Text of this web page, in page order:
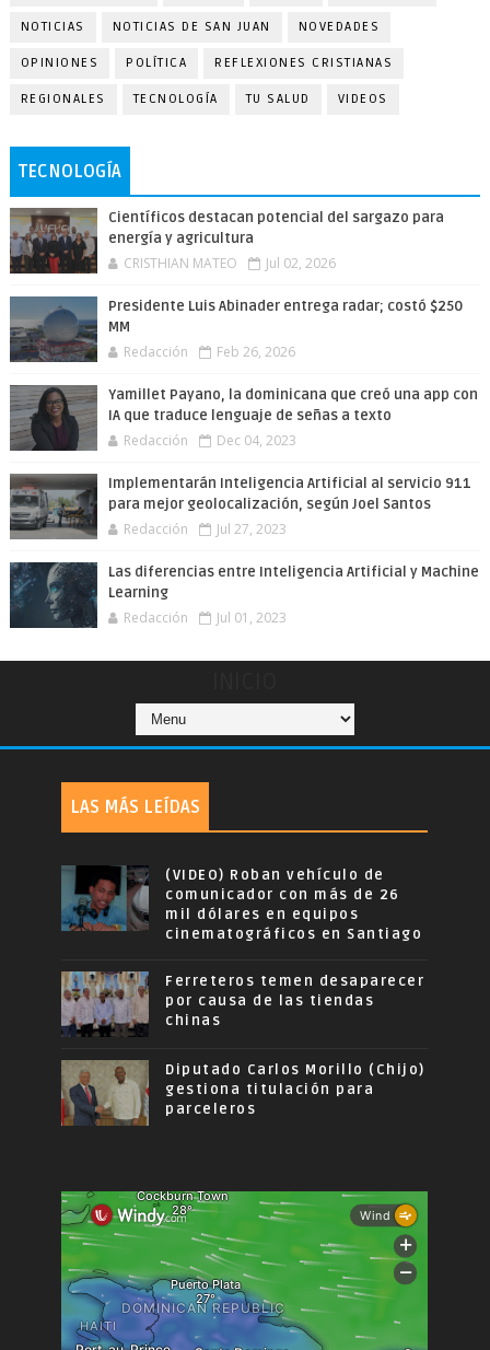
NOTICIAS NOTICIAS DE SAN JUAN NOVEDADES
OPINIONES POLÍTICA REFLEXIONES CRISTIANAS
REGIONALES TECNOLOGÍA TU SALUD VIDEOS
TECNOLOGÍA
Científicos destacan potencial del sargazo para
energía y agricultura
CRISTHIAN MATEO Jul 02, 2026
Presidente Luis Abinader entrega radar; costó $250
MM
Redacción Feb 26, 2026
Yamillet Payano, la dominicana que creó una app con
IA que traduce lenguaje de señas a texto
Redacción Dec 04, 2023
Implementarán Inteligencia Artificial al servicio 911
para mejor geolocalización, según Joel Santos
Redacción Jul 27, 2023
Las diferencias entre Inteligencia Artificial y Machine
Learning
Redacción Jul 01, 2023
LAS MÁS LEÍDAS
(VIDEO) Roban vehículo de
comunicador con más de 26
mil dólares en equipos
cinematográficos en Santiago
Ferreteros temen desaparecer
por causa de las tiendas
chinas
Diputado Carlos Morillo (Chijo)
gestiona titulación para
parceleros